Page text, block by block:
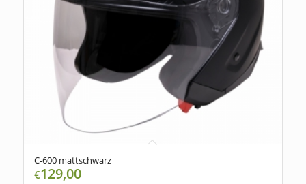
C-600 mattschwarz
€129,00